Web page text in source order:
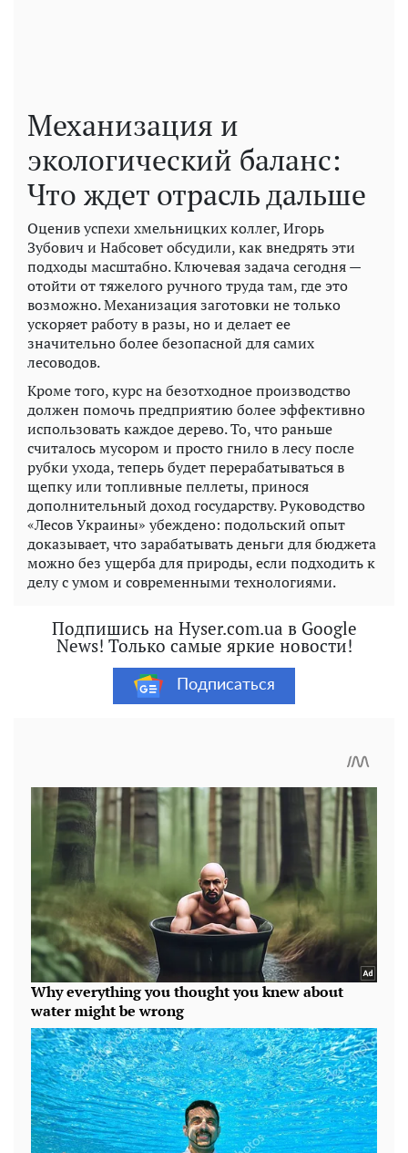
Механизация и
экологический баланс:
Что ждет отрасль дальше
Оценив успехи хмельницких коллег, Игорь
Зубович и Набсовет обсудили, как внедрять эти
подходы масштабно. Ключевая задача сегодня —
отойти от тяжелого ручного труда там, где это
возможно. Механизация заготовки не только
ускоряет работу в разы, но и делает ее
значительно более безопасной для самих
лесоводов.
Кроме того, курс на безотходное производство
должен помочь предприятию более эффективно
использовать каждое дерево. То, что раньше
считалось мусором и просто гнило в лесу после
рубки ухода, теперь будет перерабатываться в
щепку или топливные пеллеты, принося
дополнительный доход государству. Руководство
«Лесов Украины» убеждено: подольский опыт
доказывает, что зарабатывать деньги для бюджета
можно без ущерба для природы, если подходить к
делу с умом и современными технологиями.
Подпишись на Hyser.com.ua в Google
News! Только самые яркие новости!
Подписаться